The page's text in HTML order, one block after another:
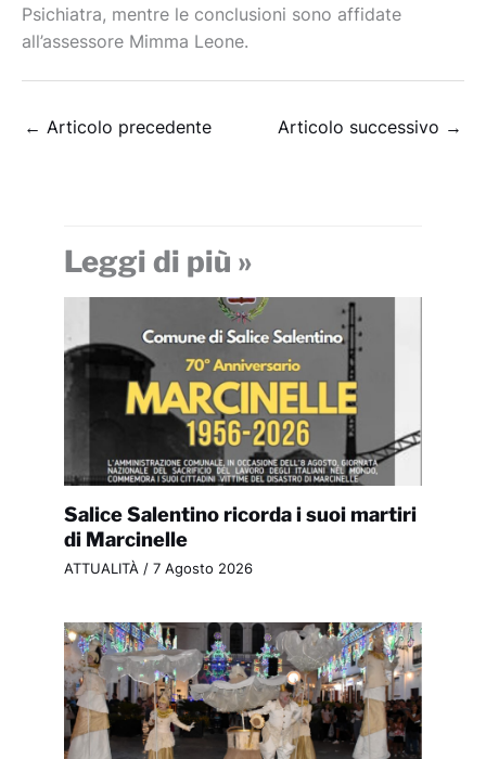
Psichiatra, mentre le conclusioni sono affidate
all’assessore Mimma Leone.
← Articolo precedente Articolo successivo →
Leggi di più »
Salice Salentino ricorda i suoi martiri
di Marcinelle
ATTUALITÀ / 7 Agosto 2026